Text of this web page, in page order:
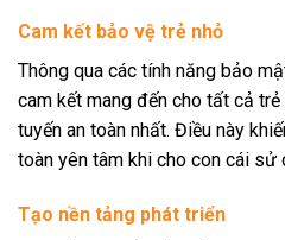
Cam kết bảo vệ trẻ nhỏ
Thông qua các tính năng bảo
cam kết mang đến cho tất cả
tuyến an toàn nhất. Điều này
toàn yên tâm khi cho con cái sử
Tạo nền tảng phát triển